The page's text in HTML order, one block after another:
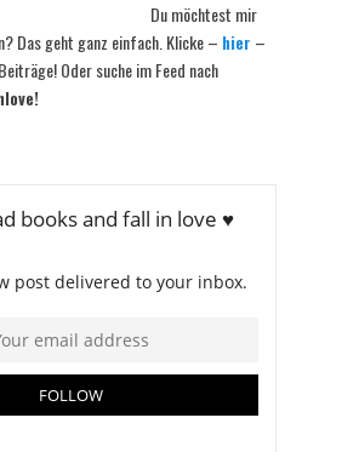
Du möchtest mir
Das geht ganz einfach. Klicke – hier –
Oder suche im Feed nach